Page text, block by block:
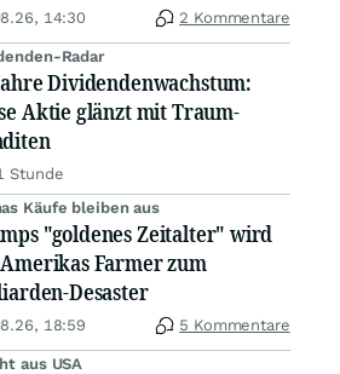
14:30 2 Kommentare
Radar
Dividendenwachstum:
Aktie glänzt mit Traum-
Stunde
Käufe bleiben aus
"goldenes Zeitalter" wird
Farmer zum
Desaster
18:59 5 Kommentare
aus USA